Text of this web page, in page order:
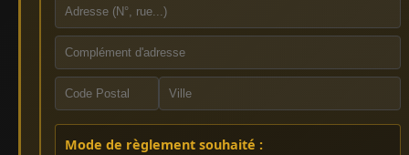
Mode de règlement souhaité :